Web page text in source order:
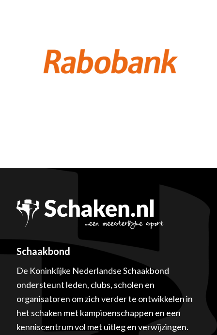
Schaakbond
De Koninklijke Nederlandse Schaakbond
ondersteunt leden, clubs, scholen en
organisatoren om zich verder te ontwikkelen in
het schaken met kampioenschappen en een
kenniscentrum vol met uitleg en verwijzingen.